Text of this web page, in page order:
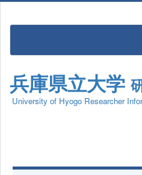
兵庫県立大学
University of Hyogo Researcher